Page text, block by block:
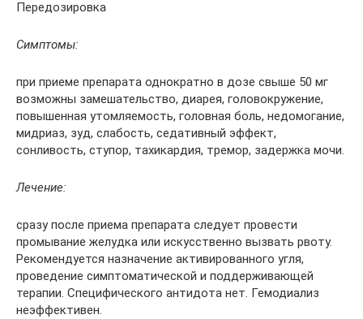
Передозировка
Симптомы:
при приеме препарата однократно в дозе свыше 50 мг
возможны замешательство, диарея, головокружение,
повышенная утомляемость, головная боль, недомогание,
мидриаз, зуд, слабость, седативный эффект,
сонливость, ступор, тахикардия, тремор, задержка мочи.
Лечение:
сразу после приема препарата следует провести
промывание желудка или искусственно вызвать рвоту.
Рекомендуется назначение активированного угля,
проведение симптоматической и поддерживающей
терапии. Специфического антидота нет. Гемодиализ
неэффективен.